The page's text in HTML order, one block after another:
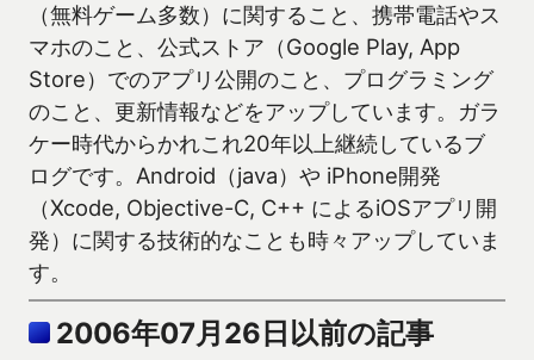
（無料ゲーム多数）に関すること、携帯電話やス
マホのこと、公式ストア（Google Play, App
Store）でのアプリ公開のこと、プログラミング
のこと、更新情報などをアップしています。ガラ
ケー時代からかれこれ20年以上継続しているブ
ログです。Android（java）や iPhone開発
（Xcode, Objective-C, C++ によるiOSアプリ開
発）に関する技術的なことも時々アップしていま
す。
2006年07月26日以前の記事